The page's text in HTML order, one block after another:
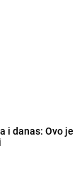
i danas: Ovo je